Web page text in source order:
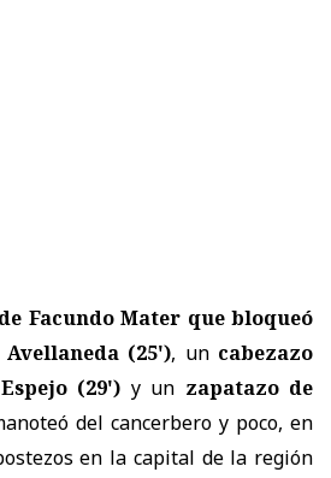
Facundo Mater que bloqueó
(25'), un cabezazo
(29') y un zapatazo de
del cancerbero y poco, en
en la capital de la región